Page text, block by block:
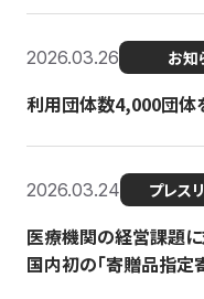
2026.03.26 お知
利用団体数4,000団体
2026.03.24 プレス
医療機関の経営課題
国内初の「寄贈品指定